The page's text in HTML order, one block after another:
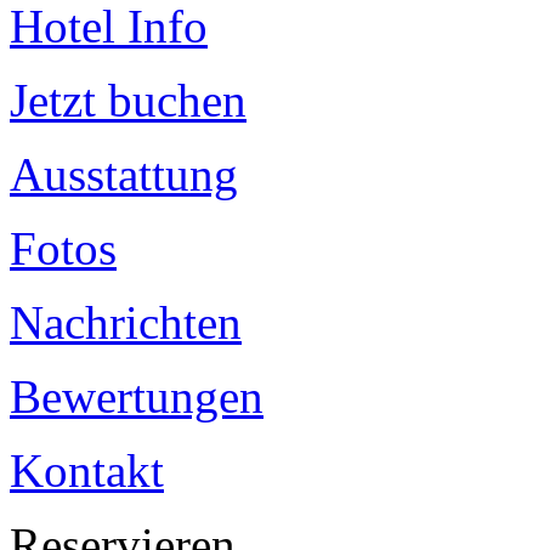
Hotel Info
Jetzt buchen
Ausstattung
Fotos
Nachrichten
Bewertungen
Kontakt